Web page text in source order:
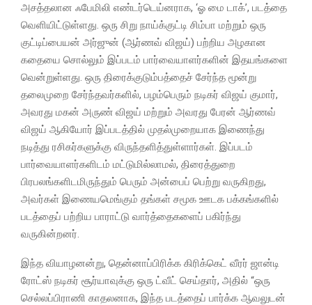
அசத்தலான ஃபேமிலி எண்டர்டெய்னராக, ‘ஓ மை டாக்’, படத்தை
வெளியிட்டுள்ளது. ஒரு சிறு நாய்க்குட்டி சிம்பா மற்றும் ஒரு
குட்டிப்பையன் அர்ஜுன் (ஆர்ணவ் விஜய்) பற்றிய அழகான
கதையை சொல்லும் இப்படம் பார்வையாளர்களின் இதயங்களை
வென்றுள்ளது. ஒரு திரைக்குடும்பத்தைச் சேர்ந்த மூன்று
தலைமுறை சேர்ந்தவர்களில், பழம்பெரும் நடிகர் விஜய் குமார்,
அவரது மகன் அருண் விஜய் மற்றும் அவரது பேரன் ஆர்ணவ்
விஜய் ஆகியோர் இப்படத்தில் முதல்முறையாக இணைந்து
நடித்து ரசிகர்களுக்கு விருந்தளித்துள்ளார்கள். இப்படம்
பார்வையாளர்களிடம் மட்டுமில்லாமல், திரைத்துறை
பிரபலங்களிடமிருந்தும் பெரும் அன்பைப் பெற்று வருகிறது,
அவர்கள் இணையமெங்கும் தங்கள் சமூக ஊடக பக்கங்களில்
படத்தைப் பற்றிய பாராட்டு வார்த்தைகளைப் பகிர்ந்து
வருகின்றனர்.
இந்த வியாழனன்று, தென்னாப்பிரிக்க கிரிக்கெட் வீரர் ஜான்டி
ரோட்ஸ் நடிகர் சூர்யாவுக்கு ஒரு ட்வீட் செய்தார், அதில் “ஒரு
செல்லப்பிராணி காதலனாக, இந்த படத்தைப் பார்க்க ஆவலுடன்